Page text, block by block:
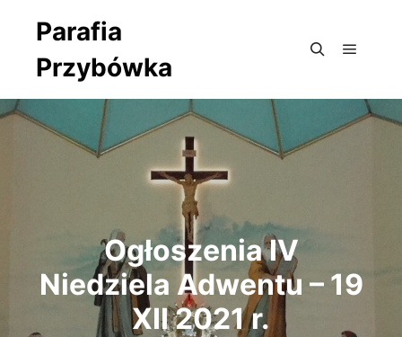
Parafia
Przybówka
Ogłoszenia IV
Niedziela Adwentu – 19
XII 2021 r.